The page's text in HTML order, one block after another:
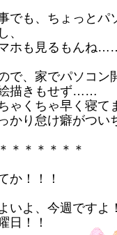
でも、ちょっとパ
、
ホも見るもんね
で、家でパソコ
描きもせず……
ゃくちゃ早く寝て
かり怠け癖がつい
＊＊＊＊＊＊
か！！！
いよ、今週ですよ
日！！